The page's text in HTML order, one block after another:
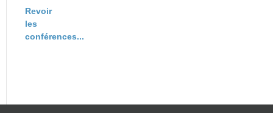
Revoir
les
conférences...